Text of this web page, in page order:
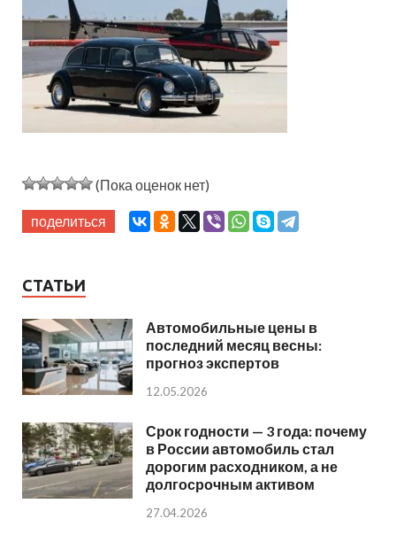
(Пока оценок нет)
поделиться
СТАТЬИ
Автомобильные цены в
последний месяц весны:
прогноз экспертов
12.05.2026
Срок годности — 3 года: почему
в России автомобиль стал
дорогим расходником, а не
долгосрочным активом
27.04.2026